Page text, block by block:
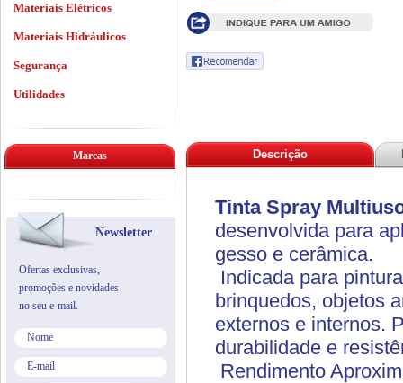
Descrição
Tinta Spray
desenvolvida para
gesso e cerâmica.
Indicada para
brinquedos, objetos
externos e internos.
durabilidade e
Rendimento
Materiais Elétricos
Materiais Hidráulicos
Segurança
Utilidades
Marcas
Newsletter
Ofertas exclusivas,
promoções e novidades
no seu e-mail.